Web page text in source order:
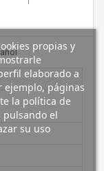
propias y
elaborado a
ejemplo, páginas
la política de
pulsando el
su uso